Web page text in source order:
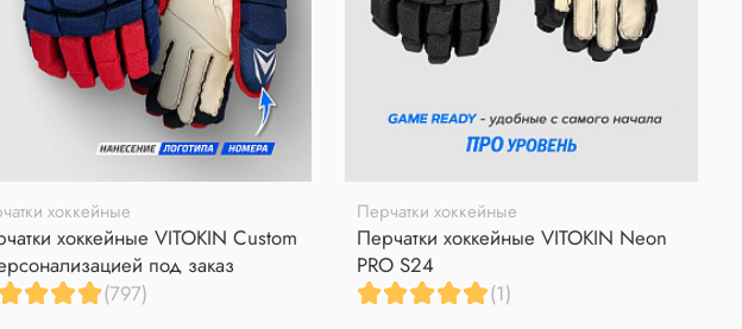
хоккейные
хоккейные VITOKIN Custom
под заказ
(797)
Перчатки хоккейные
Перчатки хоккейные VITOKIN Neon
PRO S24
(1)